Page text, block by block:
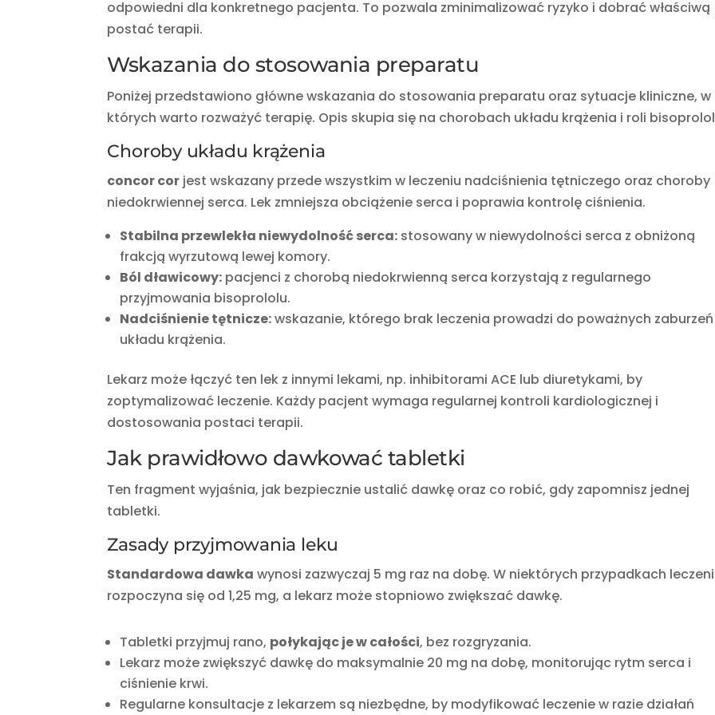
odpowiedni dla konkretnego pacjenta. To pozwala zminimalizować ryzyko i dobrać właściwą
postać terapii.
Wskazania do stosowania preparatu
Poniżej przedstawiono główne wskazania do stosowania preparatu oraz sytuacje kliniczne, w
których warto rozważyć terapię. Opis skupia się na chorobach układu krążenia i roli
Choroby układu krążenia
concor cor jest wskazany przede wszystkim w leczeniu nadciśnienia tętniczego oraz choroby
niedokrwiennej serca. Lek zmniejsza obciążenie serca i poprawia kontrolę ciśnienia.
Stabilna przewlekła niewydolność serca: stosowany w niewydolności serca z obniżoną
frakcją wyrzutową lewej komory.
Ból dławicowy: pacjenci z chorobą niedokrwienną serca korzystają z regularnego
przyjmowania bisoprololu.
Nadciśnienie tętnicze:wskazanie, którego brak leczenia prowadzi do poważnych zaburzeń
układu krążenia.
Lekarz może łączyć ten lek z innymi lekami, np. inhibitorami ACE lub diuretykami, by
zoptymalizować leczenie. Każdy pacjent wymaga regularnej kontroli kardiologicznej i
dostosowania postaci terapii.
Jak prawidłowo dawkować tabletki
Ten fragment wyjaśnia, jak bezpiecznie ustalić dawkę oraz co robić, gdy zapomnisz jednej
tabletki.
Zasady przyjmowania leku
Standardowa dawka wynosi zazwyczaj 5 mg raz na dobę. W niektórych przypadkach
rozpoczyna się od 1,25 mg, a lekarz może stopniowo zwiększać dawkę.
Tabletki przyjmuj rano, połykając je w całości, bez rozgryzania.
Lekarz może zwiększyć dawkę do maksymalnie 20 mg na dobę, monitorując rytm serca i
ciśnienie krwi.
Regularne konsultacje z lekarzem są niezbędne, by modyfikować leczenie w razie działań